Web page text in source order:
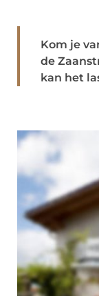
Kom je
de
kan het